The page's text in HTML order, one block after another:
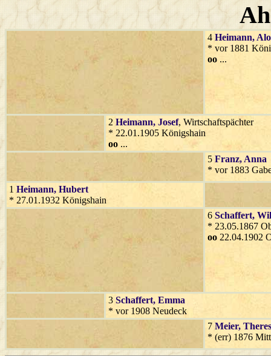
4 Heimann,
* vor 1881
oo ...
2 Heimann, Josef, Wirtschaftspächter
* 22.01.1905 Königshain
oo ...
5 Franz, Anna
* vor 1883
1 Heimann, Hubert
* 27.01.1932 Königshain
6 Schaffert,
* 23.05.1867
oo 22.04.1902
3 Schaffert, Emma
* vor 1908 Neudeck
7 Meier,
* (err) 1876